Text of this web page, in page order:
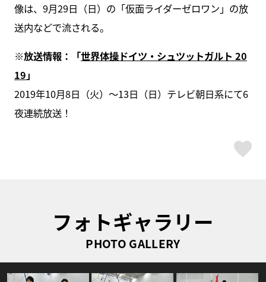
像は、9月29日（日）の「仮面ライダーゼロワン」の放
送内などで流される。
※放送情報：「世界体操ドイツ・シュツットガルト 20
19 」
2019年10月8日（火）～13日（日）テレビ朝日系にて6
夜連続放送！
フォトギャラリー
PHOTO GALLERY